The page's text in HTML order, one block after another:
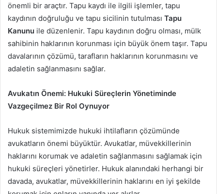
önemli bir araçtır. Tapu kaydı ile ilgili işlemler, tapu
kaydının doğruluğu ve tapu sicilinin tutulması Tapu
Kanunu ile düzenlenir. Tapu kaydının doğru olması, mülk
sahibinin haklarının korunması için büyük önem taşır. Tapu
davalarının çözümü, tarafların haklarının korunmasını ve
adaletin sağlanmasını sağlar.
Avukatın Önemi: Hukuki Süreçlerin Yönetiminde
Vazgeçilmez Bir Rol Oynuyor
Hukuk sistemimizde hukuki ihtilafların çözümünde
avukatların önemi büyüktür. Avukatlar, müvekkillerinin
haklarını korumak ve adaletin sağlanmasını sağlamak için
hukuki süreçleri yönetirler. Hukuk alanındaki herhangi bir
davada, avukatlar, müvekkillerinin haklarını en iyi şekilde